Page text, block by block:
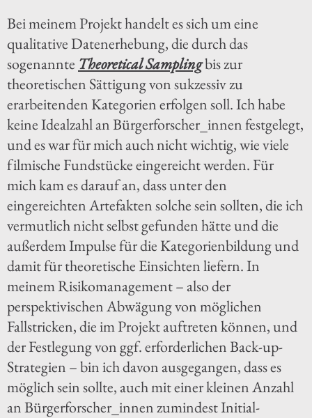
Bei meinem Projekt handelt es sich um eine
qualitative Datenerhebung, die durch das
sogenannte Theoretical Samplingbis zur
theoretischen Sättigung von sukzessiv zu
erarbeitenden Kategorien erfolgen soll. Ich habe
keine Idealzahl an Bürgerforscher_innen festgelegt,
und es war für mich auch nicht wichtig, wie viele
filmische Fundstücke eingereicht werden. Für
mich kam es darauf an, dass unter den
eingereichten Artefakten solche sein sollten, die ich
vermutlich nicht selbst gefunden hätte und die
außerdem Impulse für die Kategorienbildung und
damit für theoretische Einsichten liefern. In
meinem Risikomanagement – also der
perspektivischen Abwägung von möglichen
Fallstricken, die im Projekt auftreten können, und
der Festlegung von ggf. erforderlichen Back-up-
Strategien – bin ich davon ausgegangen, dass es
möglich sein sollte, auch mit einer kleinen Anzahl
an Bürgerforscher_innen zumindest Initial-